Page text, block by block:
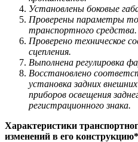
Установлены боковые
Проверены параметры
транспортного средства.
Проверено техническое
сцепления.
Выполнена регулировка
Восстановлено
установка задних
приборов освещения
регистрационного знака.
Характеристики
изменений в его